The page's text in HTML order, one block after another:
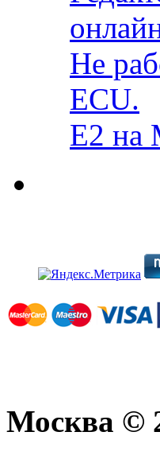
Не
ECU.
E2 на
Москва ©